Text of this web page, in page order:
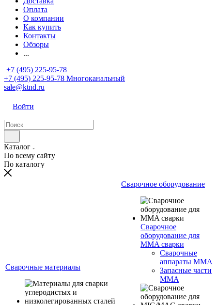
Оплата
О компании
Как купить
Контакты
Обзоры
...
+7 (495) 225-95-78
+7 (495) 225-95-78 Многоканальный
sale@ktnd.ru
Войти
Каталог
По всему сайту
По каталогу
Сварочные материалы
Сварочное оборудование
Сварочное
оборудование для
MMA сварки
Сварочные
аппараты MMA
Запасные части
MMA